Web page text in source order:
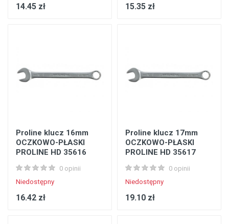
14.45 zł 15.35 zł
Proline klucz 16mm
OCZKOWO-PŁASKI
PROLINE HD 35616
0 opinii
Niedostępny
16.42 zł
Proline klucz 17mm
OCZKOWO-PŁASKI
PROLINE HD 35617
0 opinii
Niedostępny
19.10 zł